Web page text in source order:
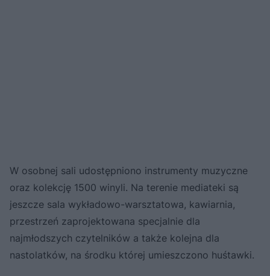
W osobnej sali udostępniono instrumenty muzyczne
oraz kolekcję 1500 winyli. Na terenie mediateki są
jeszcze sala wykładowo-warsztatowa, kawiarnia,
przestrzeń zaprojektowana specjalnie dla
najmłodszych czytelników a także kolejna dla
nastolatków, na środku której umieszczono huśtawki.